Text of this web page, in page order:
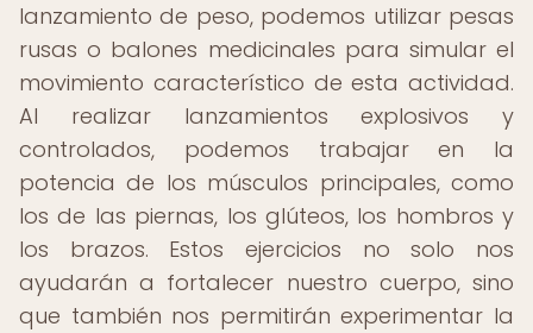
lanzamiento de peso, podemos utilizar pesas
rusas o balones medicinales para simular el
movimiento característico de esta actividad.
Al realizar lanzamientos explosivos y
controlados, podemos trabajar en la
potencia de los músculos principales, como
los de las piernas, los glúteos, los hombros y
los brazos. Estos ejercicios no solo nos
ayudarán a fortalecer nuestro cuerpo, sino
que también nos permitirán experimentar la